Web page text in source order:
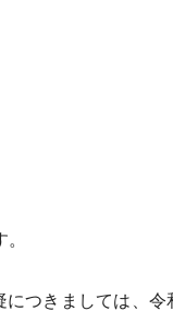
つきましては、令